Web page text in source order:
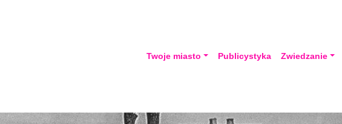
Twoje miasto Publicystyka Zwiedzanie